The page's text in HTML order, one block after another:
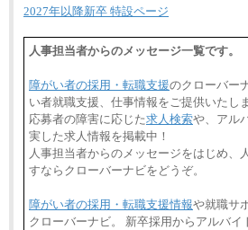
2027年以降新卒 特設ページ
人事担当者からのメッセージ一覧です。
障がい者の採用・転職支援のクローバー
い者就職支援、仕事情報をご提供いたしま
応募者の障害に応じた求人検索や、アル
実した求人情報を掲載中！
人事担当者からのメッセージをはじめ、
すならクローバーナビをどうぞ。
障がい者の採用・転職支援情報や就職サ
クローバーナビ。 新卒採用からアルバイ